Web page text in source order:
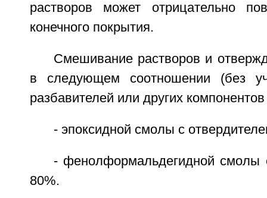
растворов может отрицательно
конечного покрытия.
Смешивание растворов и
в следующем соотношении (без
разбавителей или других
- эпоксидной смолы с
- фенолформальдегидной смолы
80%.